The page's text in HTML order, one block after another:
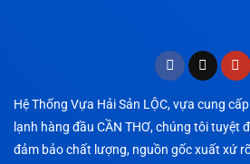
Hệ Thống Vựa Hải Sản LỘC, vựa cung
lạnh hàng đầu CẦN THƠ, chúng tôi tuyệt
đảm bảo chất lượng, nguồn gốc xuất xứ